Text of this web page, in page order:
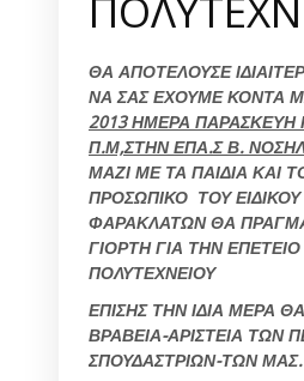
ΘΑ ΑΠΟΤΕΛΟΥΣΕ
ΝΑ ΣΑΣ ΕΧΟΥΜΕ ΚΟΝΤΑ
2013ΗΜΕΡΑ ΠΑΡΑΣΚΕΥΗ
Π.Μ,ΣΤΗΝ ΕΠΑ.Σ Β.
ΜΑΖΙ ΜΕ ΤΑ ΠΑΙΔΙΑ ΚΑΙ
ΠΡΟΣΩΠΙΚΟ ΤΟΥ ΕΙΔΙΚΟΥ
ΦΑΡΑΚΛΑΤΩΝ ΘΑ
ΓΙΟΡΤΗ ΓΙΑ ΤΗΝ
ΠΟΛΥΤΕΧΝΕΙΟΥ
ΕΠΙΣΗΣ ΤΗΝ ΙΔΙΑ ΜΕΡΑ
ΒΡΑΒΕΙΑ-ΑΡΙΣΤΕΙΑ ΤΩΝ
ΣΠΟΥΔΑΣΤΡΙΩΝ-ΤΩΝ ΜΑΣ.